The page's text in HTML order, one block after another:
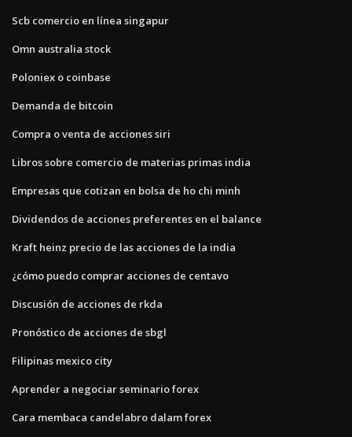
Scb comercio en línea singapur
Omn ​​australia stock
Poloniex o coinbase
Demanda de bitcoin
Compra o venta de acciones siri
Libros sobre comercio de materias primas india
Empresas que cotizan en bolsa de ho chi minh
Dividendos de acciones preferentes en el balance
Kraft heinz precio de las acciones de la india
¿cómo puedo comprar acciones de centavo
Discusión de acciones de rkda
Pronóstico de acciones de sbgl
Filipinas mexico city
Aprender a negociar seminario forex
Cara membaca candelabro dalam forex